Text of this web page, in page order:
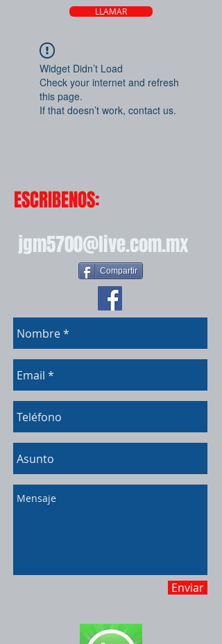
LLAMAR
Widget Didn’t Load
Check your internet and refresh
this page.
If that doesn’t work, contact us.
ESCRIBENOS:
jgm5700@live.com.mx
Compartir
Enviar